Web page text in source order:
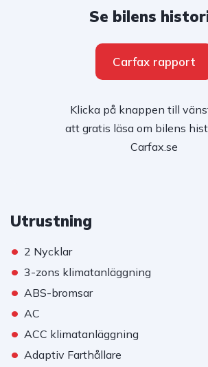
Se bilens
Carfax rapport
Klicka på knappen till
att gratis läsa om bilens
Carfax.se
Utrustning
• 2 Nycklar
• 3-zons klimatanläggning
• ABS-bromsar
• AC
• ACC klimatanläggning
• Adaptiv Farthållare